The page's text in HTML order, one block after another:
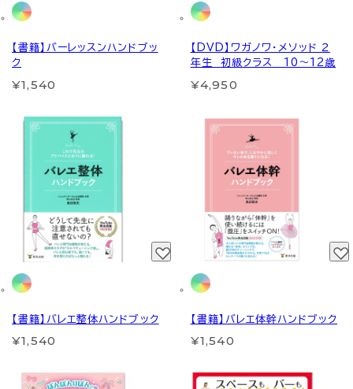
【書籍】バーレッスンハンドブッ
ク
¥1,540
【DVD】ワガノワ・メソッド ２
年生 初級クラス 10～12歳
¥4,950
【書籍】バレエ整体ハンドブック
¥1,540
【書籍】バレエ体幹ハンドブック
¥1,540